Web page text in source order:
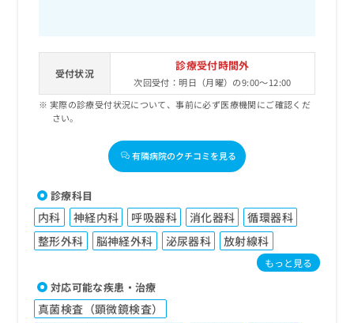
受付状況
診療受付時間外
次回受付：明日（月曜）の9:00～12:00
実際の診療受付状況について、事前に必ず医療機関にご確認くだ
さい。
有隣病院のクチコミを見る
診療科目
内科 神経内科 呼吸器科 消化器科
循環器科
整形外科
脳神経外科 泌尿器科 放射線科
もっと見る
対応可能な疾患・治療
真菌検査（顕微鏡検査）